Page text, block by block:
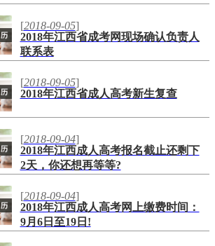
[2018-09-05]
2018年江西省成考网现场确认负责人
联系表
[2018-09-05]
2018年江西省成人高考新生复查
[2018-09-04]
2018年江西成人高考报名截止还剩下
2天，你还想再等等?
[2018-09-04]
2018年江西成人高考网上缴费时间：
9月6日至19日!